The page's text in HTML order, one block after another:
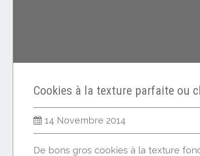
14 Novembre 2014
De bons gros cookies à la texture